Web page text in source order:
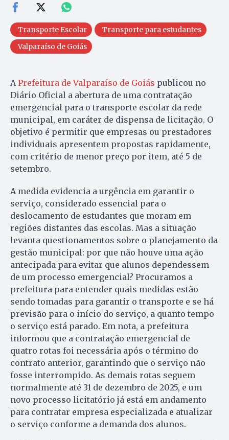
Transporte Escolar
Transporte para estudantes
Valparaíso de Goiás
A Prefeitura de Valparaíso de Goiás publicou no
Diário Oficial a abertura de uma contratação
emergencial para o transporte escolar da rede
municipal, em caráter de dispensa de licitação. O
objetivo é permitir que empresas ou prestadores
individuais apresentem propostas rapidamente,
com critério de menor preço por item, até 5 de
setembro.
A medida evidencia a urgência em garantir o
serviço, considerado essencial para o
deslocamento de estudantes que moram em
regiões distantes das escolas. Mas a situação
levanta questionamentos sobre o planejamento da
gestão municipal: por que não houve uma ação
antecipada para evitar que alunos dependessem
de um processo emergencial? Procuramos a
prefeitura para entender quais medidas estão
sendo tomadas para garantir o transporte e se há
previsão para o início do serviço, a quanto tempo
o serviço está parado. Em nota, a prefeitura
informou que a contratação emergencial de
quatro rotas foi necessária após o término do
contrato anterior, garantindo que o serviço não
fosse interrompido. As demais rotas seguem
normalmente até 31 de dezembro de 2025, e um
novo processo licitatório já está em andamento
para contratar empresa especializada e atualizar
o serviço conforme a demanda dos alunos.